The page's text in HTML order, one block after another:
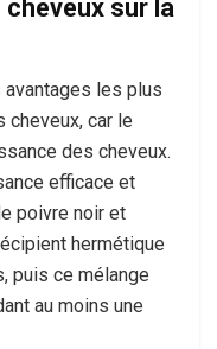
sur la
avantages les plus
cheveux, car le
des cheveux.
efficace et
poivre noir et
hermétique
puis ce mélange
au moins une